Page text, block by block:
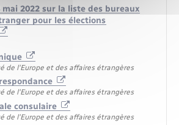
2022 sur la liste des bureaux
pour les élections
de l'Europe et des affaires étrangères
de l'Europe et des affaires étrangères
consulaire
de l'Europe et des affaires étrangères